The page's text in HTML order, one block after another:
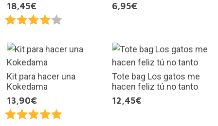
18,45€ 6,95€
Kit para hacer una
Kokedama
13,90€
Tote bag Los gatos me
hacen feliz tú no tanto
12,45€